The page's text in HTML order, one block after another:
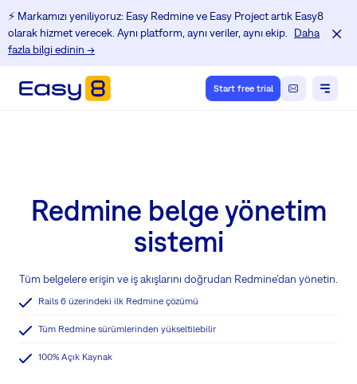
⚡️ Markamızı yeniliyoruz: Easy Redmine ve Easy Project artık Easy8
olarak hizmet verecek. Aynı platform, aynı veriler, aynı ekip.
Daha
fazla bilgi edinin →
Start free trial
Redmine belge yönetim
sistemi
Tüm belgelere erişin ve iş akışlarını doğrudan Redmine'dan yönetin.
Rails 6 üzerindeki ilk Redmine çözümü
Tüm Redmine sürümlerinden yükseltilebilir
100% Açık Kaynak